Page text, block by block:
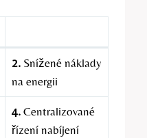
2.Snížené náklady
na energii
4.Centralizované
řízení nabíjení